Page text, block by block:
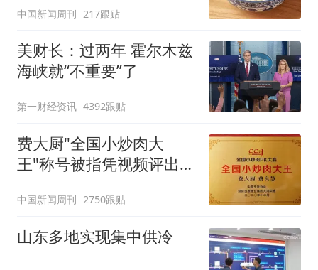
中国新闻周刊 217跟贴
美财长：过两年 霍尔木兹
海峡就“不重要”了
第一财经资讯 4392跟贴
费大厨"全国小炒肉大
王"称号被指凭视频评出
中国新闻周刊 2750跟贴
山东多地实现集中供冷